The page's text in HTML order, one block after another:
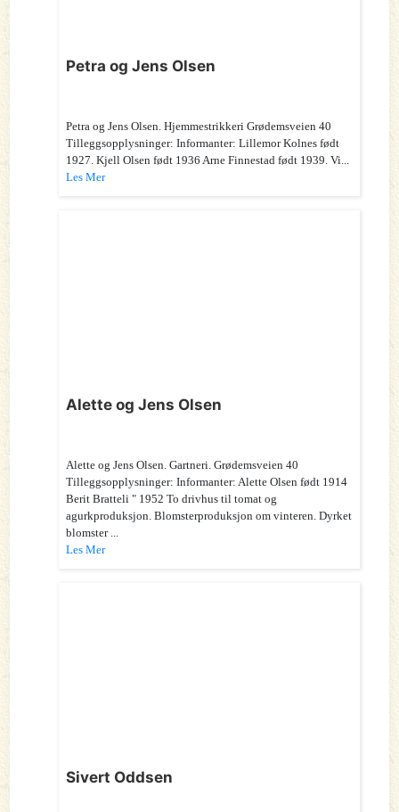
Petra og Jens Olsen
Petra og Jens Olsen. Hjemmestrikkeri Grødemsveien 40
Tilleggsopplysninger: Informanter: Lillemor Kolnes født
1927. Kjell Olsen født 1936 Arne Finnestad født 1939. Vi...
Les Mer
Alette og Jens Olsen
Alette og Jens Olsen. Gartneri. Grødemsveien 40
Tilleggsopplysninger: Informanter: Alette Olsen født 1914
Berit Bratteli " 1952 To drivhus til tomat og
agurkproduksjon. Blomsterproduksjon om vinteren. Dyrket
blomster ...
Les Mer
Sivert Oddsen